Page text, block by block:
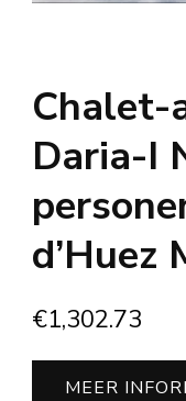
Chalet-
Daria-I
d’Huez
€1,302.73
MEER